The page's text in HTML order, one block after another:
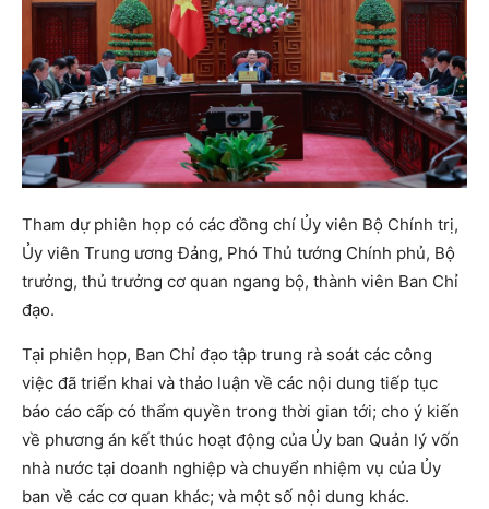
Tham dự phiên họp có các đồng chí Ủy viên Bộ Chính trị,
Ủy viên Trung ương Đảng, Phó Thủ tướng Chính phủ, Bộ
trưởng, thủ trưởng cơ quan ngang bộ, thành viên Ban Chỉ
đạo.
Tại phiên họp, Ban Chỉ đạo tập trung rà soát các công
việc đã triển khai và thảo luận về các nội dung tiếp tục
báo cáo cấp có thẩm quyền trong thời gian tới; cho ý kiến
về phương án kết thúc hoạt động của Ủy ban Quản lý vốn
nhà nước tại doanh nghiệp và chuyển nhiệm vụ của Ủy
ban về các cơ quan khác; và một số nội dung khác.